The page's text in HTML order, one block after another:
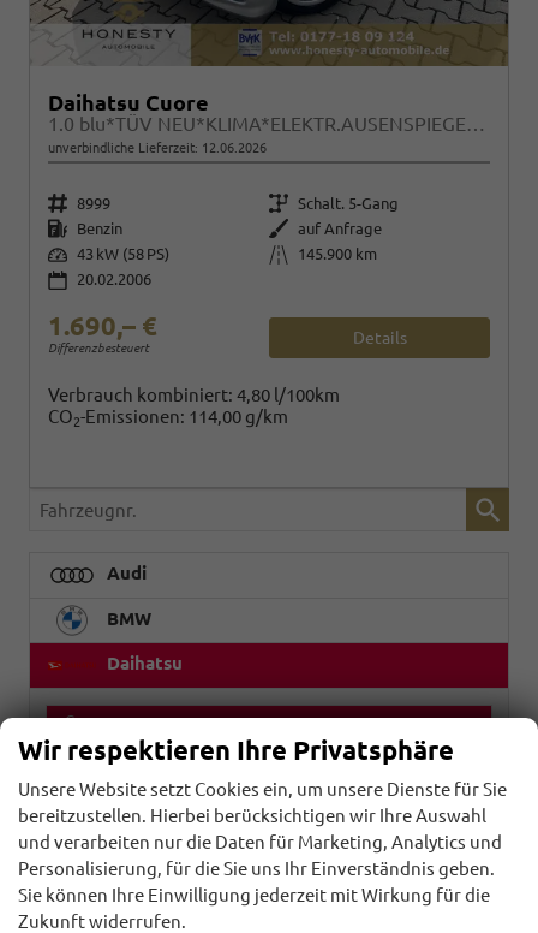
Daihatsu Cuore
1.0 blu*TÜV NEU*KLIMA*ELEKTR.AUSENSPIEGEL*5 GANG*RADIO*SERVOLENKUNG*
unverbindliche Lieferzeit: 12.06.2026
Fahrzeugnr. 8999 Getriebe Schalt. 5-Gang
Kraftstoff
Benzin Außenfarbe auf Anfrage
Leistung 43 kW (58 PS) Kilometerstand
145.900 km
20.02.2006
1.690,– €
Differenzbesteuert
Details
Verbrauch kombiniert: 4,80 l/100km
CO2-Emissionen: 114,00 g/km
Fahrzeugnr.
Audi
BMW
Daihatsu
Cuore
Ford
Hyundai
Land Rover
Wir respektieren Ihre Privatsphäre
Unsere Website setzt Cookies ein, um unsere Dienste für Sie
bereitzustellen. Hierbei berücksichtigen wir Ihre Auswahl
und verarbeiten nur die Daten für Marketing, Analytics und
Personalisierung, für die Sie uns Ihr Einverständnis geben.
Sie können Ihre Einwilligung jederzeit mit Wirkung für die
Zukunft widerrufen.